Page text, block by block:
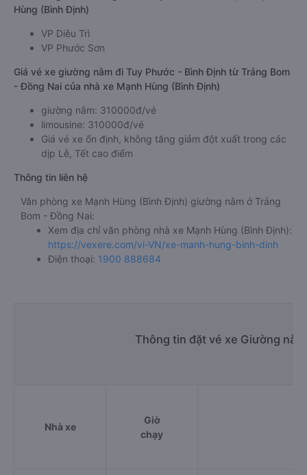
Hùng (Bình Định)
VP Diêu Trì
VP Phước Sơn
Giá vé xe giường nằm đi Tuy Phước - Bình Định từ Trảng Bom
- Đồng Nai của nhà xe Mạnh Hùng (Bình Định)
giường nằm: 310000đ/vé
limousine: 310000đ/vé
Giá vé xe ổn định, không tăng giảm đột xuất trong các
dịp Lễ, Tết cao điểm
Thông tin liên hệ
Văn phòng xe Mạnh Hùng (Bình Định) giường nằm ở Trảng
Bom - Đồng Nai:
Xem địa chỉ văn phòng nhà xe Mạnh Hùng (Bình Định):
https://vexere.com/vi-VN/xe-manh-hung-binh-dinh
Điện thoại: 1900 888684
Thông tin đặt vé xe Giường
Nhà xe
Giờ
chạy